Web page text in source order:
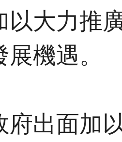
以大力推
機遇。
府出面加